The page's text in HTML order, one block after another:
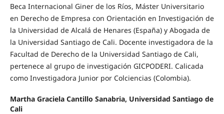
Beca Internacional Giner de los Ríos, Máster Universitario
en Derecho de Empresa con Orientación en Investigación de
la Universidad de Alcalá de Henares (España) y Abogada de
la Universidad Santiago de Cali. Docente investigadora de la
Facultad de Derecho de la Universidad Santiago de Cali,
pertenece al grupo de investigación GICPODERI. Calicada
como Investigadora Junior por Colciencias (Colombia).
Martha Graciela Cantillo Sanabria, Universidad Santiago de
Cali